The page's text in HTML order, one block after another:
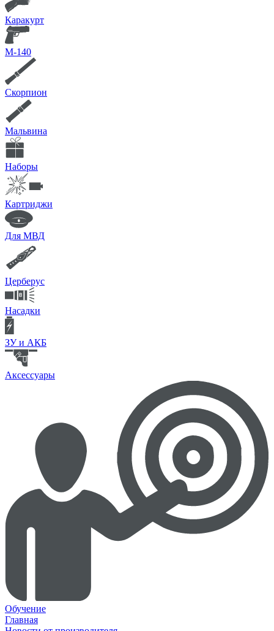
Каракурт
М-140
Скорпион
Мальвина
Наборы
Картриджи
Для МВД
Церберус
Насадки
ЗУ и АКБ
Аксессуары
Обучение
Главная